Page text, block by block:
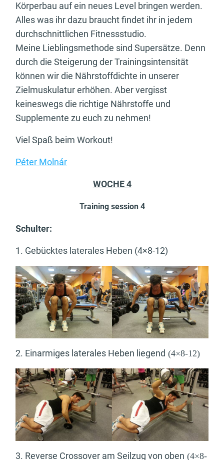
Körperbau auf ein neues Level bringen werden.
Alles was ihr dazu braucht findet ihr in jedem
durchschnittlichen Fitnessstudio.
Meine Lieblingsmethode sind Supersätze. Denn
durch die Steigerung der Trainingsintensität
können wir die Nährstoffdichte in unserer
Zielmuskulatur erhöhen. Aber vergisst
keineswegs die richtige Nährstoffe und
Supplemente zu euch zu nehmen!
Viel Spaß beim Workout!
Péter Molnár
WOCHE 4
Training session 4
Schulter:
1. Gebücktes laterales Heben (4×8-12)
2. Einarmiges laterales Heben liegend (4×8-12)
3. Reverse Crossover am Seilzug von oben (4×8-